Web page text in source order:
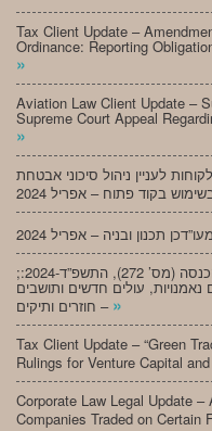
Tax Client Update –
Ordinance: Reporting
»
Aviation Law Client Update –
Supreme Court Appeal
»
לעניין ניהול סיכוני אבטחת
;מעו”דכן מיסים – חוק לתיקון פקודת מס הכנסה (מס’ 272), התשפ”ד-2024:
עולים חדשים ותושבים
חוזרים ותיקים – »
Tax Client Update – “Green
Rulings for Venture Capital
Corporate Law Legal Update
Companies Traded on Certain